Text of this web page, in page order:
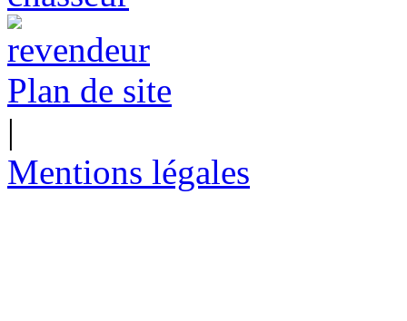
Plan de site
|
Mentions légales